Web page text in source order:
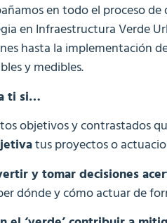
en todo el proceso
en Infraestructura Verde
hasta la implementación
y medibles.
ti si…
objetivos y contrastados
tus proyectos o
y tomar decisiones
dónde y cómo actuar de